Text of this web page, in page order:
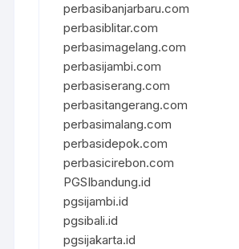
perbasibanjarbaru.com
perbasiblitar.com
perbasimagelang.com
perbasijambi.com
perbasiserang.com
perbasitangerang.com
perbasimalang.com
perbasidepok.com
perbasicirebon.com
PGSIbandung.id
pgsijambi.id
pgsibali.id
pgsijakarta.id